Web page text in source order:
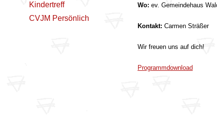
Kindertreff
CVJM Persönlich
Wo: ev. Gemeindehaus
Kontakt: Carmen Sträßer
Wir freuen uns auf dich!
Programmdownload